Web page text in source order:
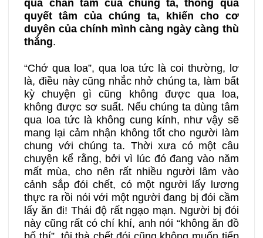
qua chân tâm của chúng ta, thông qua
quyết tâm của chúng ta, khiến cho cơ
duyên của chính mình càng ngày càng thù
thắng.
“Chớ qua loa”, qua loa tức là coi thường, lơ
là, điều này cũng nhắc nhở chúng ta, làm bất
kỳ chuyện gì cũng không được qua loa,
không được sơ suất. Nếu chúng ta dùng tâm
qua loa tức là không cung kính, như vậy sẽ
mang lại cảm nhận không tốt cho người làm
chung với chúng ta. Thời xưa có một câu
chuyện kể rằng, bởi vì lúc đó đang vào năm
mất mùa, cho nên rất nhiều người lâm vào
cảnh sắp đói chết, có một người lấy lương
thực ra rồi nói với một người đang bị đói cầm
lấy ăn đi! Thái độ rất ngạo mạn. Người bị đói
này cũng rất có chí khí, anh nói “không ăn đồ